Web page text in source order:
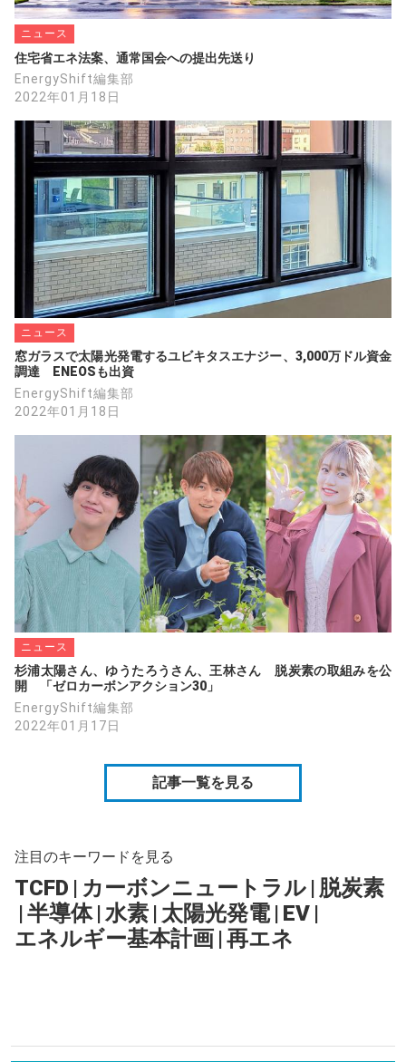
ニュース
住宅省エネ法案、通常国会への提出先送り
EnergyShift編集部
2022年01月18日
ニュース
窓ガラスで太陽光発電するユビキタスエナジー、3,000万ドル資金
調達　ENEOSも出資
EnergyShift編集部
2022年01月18日
ニュース
杉浦太陽さん、ゆうたろうさん、王林さん　脱炭素の取組みを公
開　「ゼロカーボンアクション30」
EnergyShift編集部
2022年01月17日
記事一覧を見る
注目のキーワードを見る
TCFD | カーボンニュートラル | 脱炭素
|半導体 |水素 | 太陽光発電 | EV |
エネルギー基本計画 |再エネ